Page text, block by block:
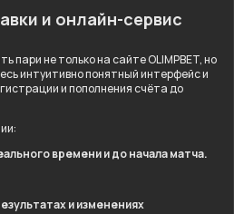
и онлайн-сервис
пари не только на сайте OLIMPBET, но
интуитивно понятный интерфейс и
и пополнения счёта до
времени и до начала матча.
и изменениях